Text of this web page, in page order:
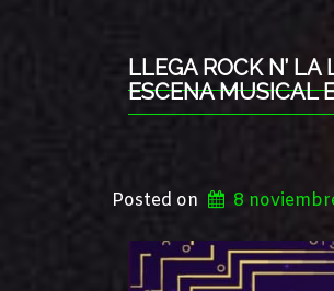
LLEGA ROCK N’
ESCENA MUSICAL
Posted on 8